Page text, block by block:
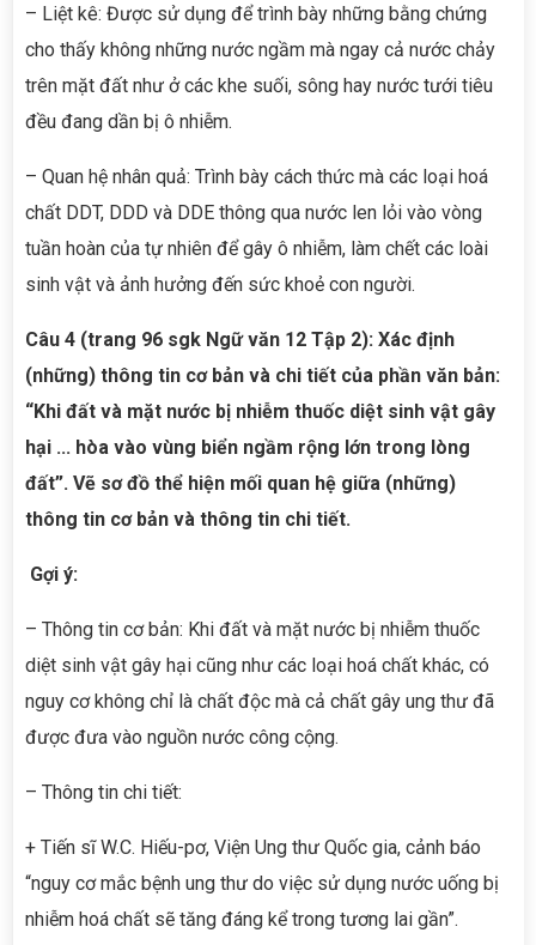
– Liệt kê: Được sử dụng để trình bày những bằng chứng
cho thấy không những nước ngầm mà ngay cả nước chảy
trên mặt đất như ở các khe suối, sông hay nước tưới tiêu
đều đang dần bị ô nhiễm.
– Quan hệ nhân quả: Trình bày cách thức mà các loại hoá
chất DDT, DDD và DDE thông qua nước len lỏi vào vòng
tuần hoàn của tự nhiên để gây ô nhiễm, làm chết các loài
sinh vật và ảnh hưởng đến sức khoẻ con người.
Câu 4 (trang 96 sgk Ngữ văn 12 Tập 2): Xác định
(những) thông tin cơ bản và chi tiết của phần văn bản:
“Khi đất và mặt nước bị nhiễm thuốc diệt sinh vật gây
hại ... hòa vào vùng biển ngầm rộng lớn trong lòng
đất”. Vẽ sơ đồ thể hiện mối quan hệ giữa (những)
thông tin cơ bản và thông tin chi tiết.
Gợi ý:
– Thông tin cơ bản: Khi đất và mặt nước bị nhiễm thuốc
diệt sinh vật gây hại cũng như các loại hoá chất khác, có
nguy cơ không chỉ là chất độc mà cả chất gây ung thư đã
được đưa vào nguồn nước công cộng.
– Thông tin chi tiết:
+ Tiến sĩ W.C. Hiếu-pơ, Viện Ung thư Quốc gia, cảnh báo
“nguy cơ mắc bệnh ung thư do việc sử dụng nước uống bị
nhiễm hoá chất sẽ tăng đáng kể trong tương lai gần”.